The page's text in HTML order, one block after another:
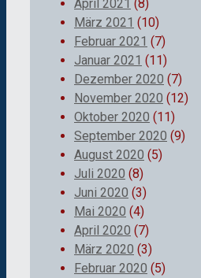
April 2021 (8)
März 2021 (10)
Februar 2021 (7)
Januar 2021 (11)
Dezember 2020 (7)
November 2020 (12)
Oktober 2020 (11)
September 2020 (9)
August 2020 (5)
Juli 2020 (8)
Juni 2020 (3)
Mai 2020 (4)
April 2020 (7)
März 2020 (3)
Februar 2020 (5)